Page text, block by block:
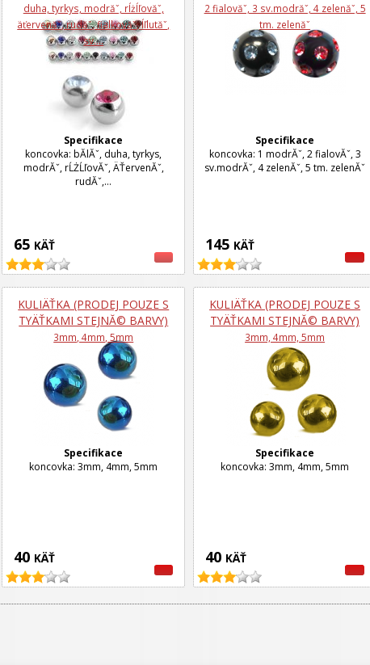
duha, tyrkys, modrăˇ, rĺżĺľovăˇ,
äťervenăˇ, rudăˇ, fialkovăˇ, ĺľlutăˇ,
sv....
65 KÄŤ
Specifikace
koncovka: bĂ­lĂˇ, duha, tyrkys,
modrĂˇ, rĹŻĹľovĂˇ, ÄŤervenĂˇ,
rudĂˇ,...
2 fialovăˇ, 3 sv.modrăˇ, 4 zelenăˇ, 5
tm. zelenăˇ
145 KÄŤ
Specifikace
koncovka: 1 modrĂˇ, 2 fialovĂˇ, 3
sv.modrĂˇ, 4 zelenĂˇ, 5 tm. zelenĂˇ
KULIÄŤKA (PRODEJ POUZE S
TYÄŤKAMI STEJNĂ© BARVY)
3mm, 4mm, 5mm
40 KÄŤ
Specifikace
koncovka: 3mm, 4mm, 5mm
KULIÄŤKA (PRODEJ POUZE S
TYÄŤKAMI STEJNĂ© BARVY)
3mm, 4mm, 5mm
40 KÄŤ
Specifikace
koncovka: 3mm, 4mm, 5mm